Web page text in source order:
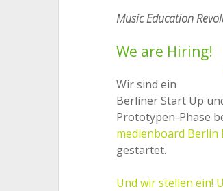
Music Education
We are Hiring!
Wir sind ein
Berliner Start Up
Prototypen-Phase
medienboard
gestartet.
Und wir stellen ein!